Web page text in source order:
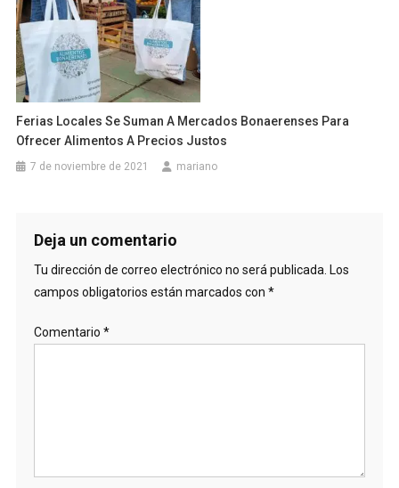
Ferias Locales Se Suman A Mercados Bonaerenses Para
Ofrecer Alimentos A Precios Justos
7 de noviembre de 2021 mariano
Deja un comentario
Tu dirección de correo electrónico no será publicada. Los
campos obligatorios están marcados con *
Comentario *